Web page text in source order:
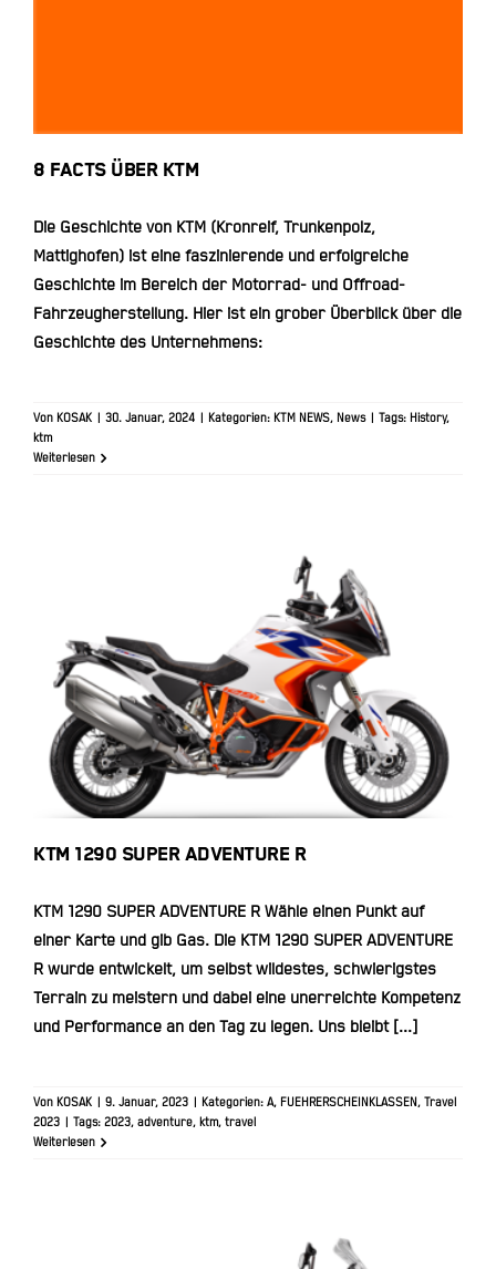
8 FACTS ÜBER KTM
Die Geschichte von KTM (Kronreif, Trunkenpolz,
Mattighofen) ist eine faszinierende und erfolgreiche
Geschichte im Bereich der Motorrad- und Offroad-
Fahrzeugherstellung. Hier ist ein grober Überblick über die
Geschichte des Unternehmens:
Von KOSAK 30. Januar, 2024 Kategorien: KTM NEWS, News Tags: History,
ktm
Weiterlesen
KTM 1290 SUPER ADVENTURE R
KTM 1290 SUPER ADVENTURE R
KTM 1290 SUPER ADVENTURE R Wähle einen Punkt auf
einer Karte und gib Gas. Die KTM 1290 SUPER ADVENTURE
R wurde entwickelt, um selbst wildestes, schwierigstes
Terrain zu meistern und dabei eine unerreichte Kompetenz
und Performance an den Tag zu legen. Uns bleibt [...]
Von KOSAK 9. Januar, 2023 Kategorien: A, FUEHRERSCHEINKLASSEN, Travel
2023
Tags: 2023, adventure, ktm, travel
Weiterlesen